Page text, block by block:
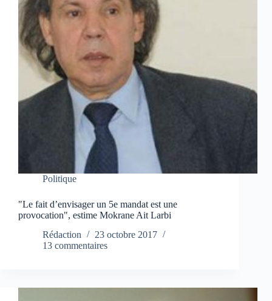
Politique
"Le fait d’envisager un 5e mandat est une
provocation", estime Mokrane Ait Larbi
Rédaction
23 octobre 2017
13 commentaires